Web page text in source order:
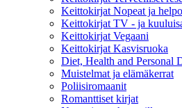
Keittokirjat Nopeat ja
Keittokirjat TV - ja
Keittokirjat Vegaani
Keittokirjat Kasvisruoka
Diet, Health and Personal
Muistelmat ja elämäkerrat
Poliisiromaanit
Romanttiset kirjat